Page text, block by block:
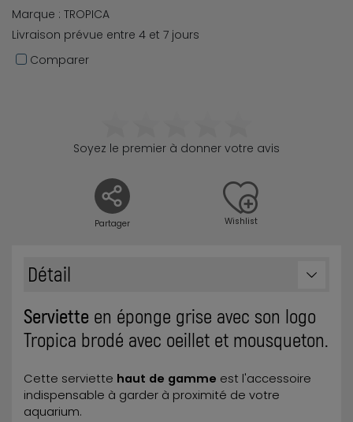
Marque : TROPICA
Livraison prévue entre 4 et 7 jours
Comparer
Partager
Soyez le premier à donner votre avis
Wishlist
Détail
Serviette en éponge grise avec son logo
Tropica brodé avec oeillet et mousqueton.
Cette serviette haut de gamme est l'accessoire
indispensable à garder à proximité de votre
aquarium.